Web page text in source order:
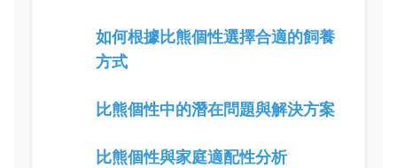
如何根據比熊個性選擇合適的飼養
方式
比熊個性中的潛在問題與解決方案
比熊個性與家庭適配性分析